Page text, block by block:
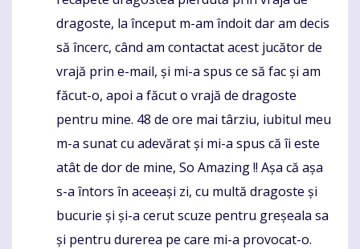
dragoste, la început m-am îndoit dar am decis
să încerc, când am contactat acest jucător de
vrajă prin e-mail, și mi-a spus ce să fac și am
făcut-o, apoi a făcut o vrajă de dragoste
pentru mine. 48 de ore mai târziu, iubitul meu
m-a sunat cu adevărat și mi-a spus că îi este
atât de dor de mine, So Amazing !! Așa că așa
s-a întors în aceeași zi, cu multă dragoste și
bucurie și și-a cerut scuze pentru greșeala sa
și pentru durerea pe care mi-a provocat-o.